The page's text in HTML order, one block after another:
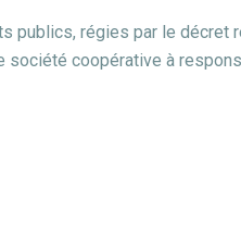
publics, régies par le
société coopérative à